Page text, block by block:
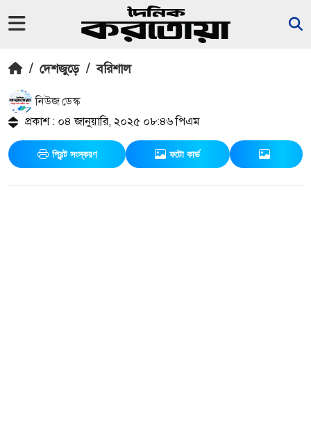
/ দেশজুড়ে / বরিশাল
নিউজ ডেস্ক
প্রকাশ : ০৪ জানুয়ারি, ২০২৫ ০৮:৪৬ পিএম
প্রিন্ট সংস্করণ ফটো কার্ড